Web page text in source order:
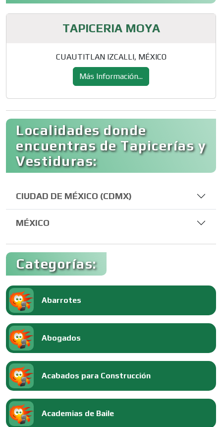
TAPICERIA MOYA
CUAUTITLAN IZCALLI, MÉXICO
Más Información...
Localidades donde
encuentras de Tapicerías y
Vestiduras:
CIUDAD DE MÉXICO (CDMX)
MÉXICO
Categorías:
Abarrotes
Abogados
Acabados para Construcción
Academias de Baile